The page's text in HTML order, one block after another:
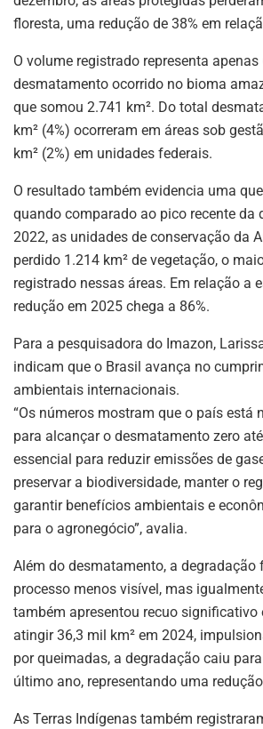
floresta, uma redução de 38% em
O volume registrado representa apenas
desmatamento ocorrido no bioma
que somou 2.741 km². Do total
km² (4%) ocorreram em áreas sob
km² (2%) em unidades federais.
O resultado também evidencia uma
quando comparado ao pico recente da
2022, as unidades de conservação da
perdido 1.214 km² de vegetação, o
registrado nessas áreas. Em relação a
redução em 2025 chega a 86%.
Para a pesquisadora do Imazon,
indicam que o Brasil avança no
ambientais internacionais.
“Os números mostram que o país está
para alcançar o desmatamento zero
essencial para reduzir emissões de
preservar a biodiversidade, manter o
garantir benefícios ambientais e
para o agronegócio”, avalia.
Além do desmatamento, a degradação
processo menos visível, mas
também apresentou recuo significativo
atingir 36,3 mil km² em 2024,
por queimadas, a degradação caiu
último ano, representando uma
As Terras Indígenas também